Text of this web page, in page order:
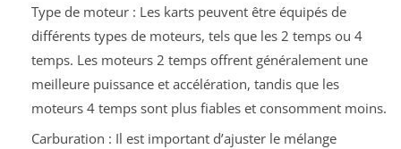
Type de moteur : Les karts peuvent être équipés de
différents types de moteurs, tels que les 2 temps ou 4
temps. Les moteurs 2 temps offrent généralement une
meilleure puissance et accélération, tandis que les
moteurs 4 temps sont plus fiables et consomment moins.
Carburation : Il est important d’ajuster le mélange